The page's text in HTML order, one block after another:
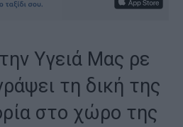
Υγειά Μας ρε
τη δική της
στο χώρο της